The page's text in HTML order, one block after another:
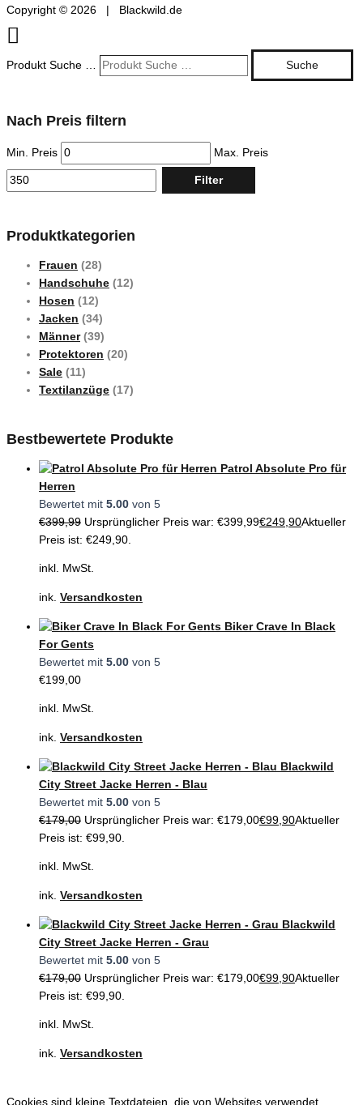
Copyright © 2026 | Blackwild.de
Produkt Suche … Suche
Nach Preis filtern
Min. Preis Max. Preis
Filter
Produktkategorien
Frauen (28)
Handschuhe (12)
Hosen (12)
Jacken (34)
Männer (39)
Protektoren (20)
Sale (11)
Textilanzüge (17)
Bestbewertete Produkte
Patrol Absolute Pro für
Herren
Bewertet mit 5.00 von 5
€399,99 Ursprünglicher Preis war: €399,99€249,90Aktueller
Preis ist: €249,90.
inkl. MwSt.
ink. Versandkosten
Biker Crave In Black
For Gents
Bewertet mit 5.00 von 5
€199,00
inkl. MwSt.
ink. Versandkosten
Blackwild
City Street Jacke Herren - Blau
Bewertet mit 5.00 von 5
€179,00 Ursprünglicher Preis war: €179,00€99,90Aktueller
Preis ist: €99,90.
inkl. MwSt.
ink. Versandkosten
Blackwild
City Street Jacke Herren - Grau
Bewertet mit 5.00 von 5
€179,00 Ursprünglicher Preis war: €179,00€99,90Aktueller
Preis ist: €99,90.
inkl. MwSt.
ink. Versandkosten
Cookies sind kleine Textdateien, die von Websites verwendet